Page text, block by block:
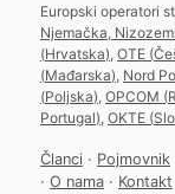
Europski operatori
Njemačka,
(Hrvatska) OTE (
(Mađarska) Nord
(Poljska) OPCOM (
Portugal) OKTE (
Članci · Pojmovnik
· O nama · Kontakt